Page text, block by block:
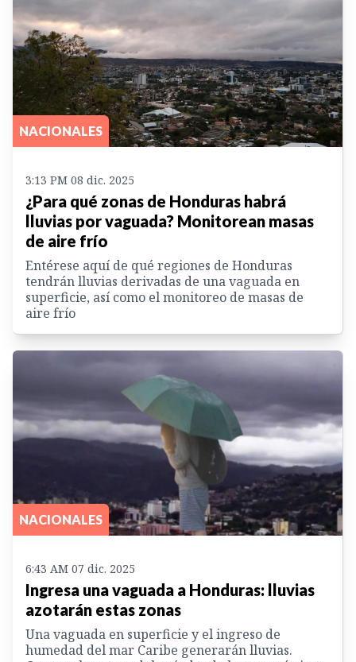
NACIONALES
3:13 PM 08 dic. 2025
¿Para qué zonas de Honduras habrá
lluvias por vaguada? Monitorean masas
de aire frío
Entérese aquí de qué regiones de Honduras
tendrán lluvias derivadas de una vaguada en
superficie, así como el monitoreo de masas de
aire frío
NACIONALES
6:43 AM 07 dic. 2025
Ingresa una vaguada a Honduras: lluvias
azotarán estas zonas
Una vaguada en superficie y el ingreso de
humedad del mar Caribe generarán lluvias.